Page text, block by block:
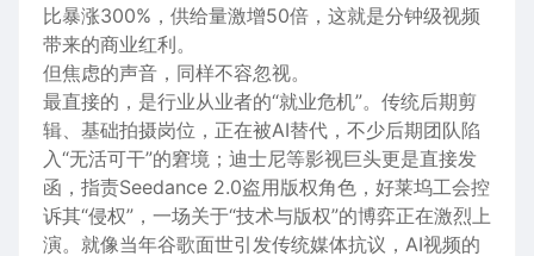
比暴涨300%，供给量激增50倍，这就是分钟级视频
带来的商业红利。
但焦虑的声音，同样不容忽视。
最直接的，是行业从业者的“就业危机”。传统后期剪
辑、基础拍摄岗位，正在被AI替代，不少后期团队陷
入“无活可干”的窘境；迪士尼等影视巨头更是直接发
函，指责Seedance 2.0盗用版权角色，好莱坞工会控
诉其“侵权”，一场关于“技术与版权”的博弈正在激烈上
演。就像当年谷歌面世引发传统媒体抗议，AI视频的